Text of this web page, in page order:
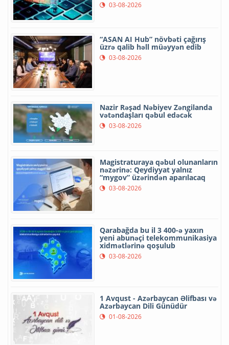
03-08-2026
“ASAN AI Hub” növbəti çağırış
üzrə qalib həll müəyyən edib
03-08-2026
Nazir Rəşad Nəbiyev Zəngilanda
vətəndaşları qəbul edəcək
03-08-2026
Magistraturaya qəbul olunanların
nəzərinə: Qeydiyyat yalnız
“mygov” üzərindən aparılacaq
03-08-2026
Qarabağda bu il 3 400-ə yaxın
yeni abunəçi telekommunikasiya
xidmətlərinə qoşulub
03-08-2026
1 Avqust - Azərbaycan Əlifbası və
Azərbaycan Dili Günüdür
01-08-2026